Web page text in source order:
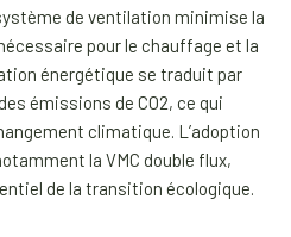
de ventilation minimise la
pour le chauffage et la
énergétique se traduit par
émissions de CO2, ce qui
climatique. L’adoption
la VMC double flux,
de la transition écologique.